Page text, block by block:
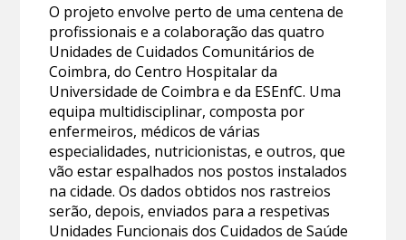
O projeto envolve perto de uma centena de
profissionais e a colaboração das quatro
Unidades de Cuidados Comunitários de
Coimbra, do Centro Hospitalar da
Universidade de Coimbra e da ESEnfC. Uma
equipa multidisciplinar, composta por
enfermeiros, médicos de várias
especialidades, nutricionistas, e outros, que
vão estar espalhados nos postos instalados
na cidade. Os dados obtidos nos rastreios
serão, depois, enviados para a respetivas
Unidades Funcionais dos Cuidados de Saúde